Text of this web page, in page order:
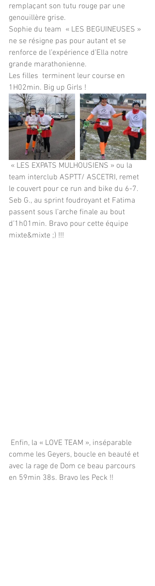
remplaçant son tutu rouge par une
genouillère grise.
Sophie du team  « LES BEGUINEUSES »
ne se résigne pas pour autant et se
renforce de l’expérience d’Ella notre
grande marathonienne.
Les filles  terminent leur course en
1H02min. Big up Girls !
team interclub ASPTT/ ASCETRI, remet
le couvert pour ce run and bike du 6-7.
Seb G., au sprint foudroyant et Fatima
passent sous l’arche finale au bout
d’1h01min. Bravo pour cette équipe
mixte&mixte ;) !!!
comme les Geyers, boucle en beauté et
avec la rage de Dom ce beau parcours
en 59min 38s. Bravo les Peck !!